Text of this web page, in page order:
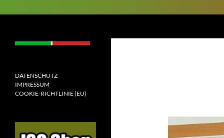
[jugendspielgemeinschaft
DATENSCHUTZ
IMPRESSUM
COOKIE-RICHTLINIE (EU)